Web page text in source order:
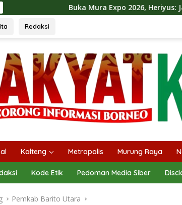
Expo 2026, Heriyus: Jadi Momentum
Redaksi
Kalteng Metropolis Murung Raya
Kode Etik Pedoman Media Siber
Pemkab Barito Utara